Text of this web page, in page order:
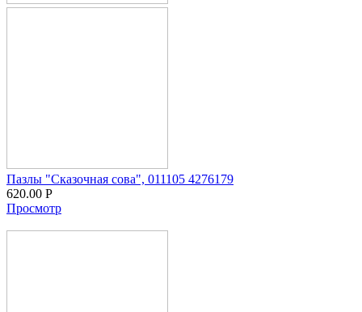
Пазлы "Сказочная сова", 011105 4276179
620.00 Р
Просмотр